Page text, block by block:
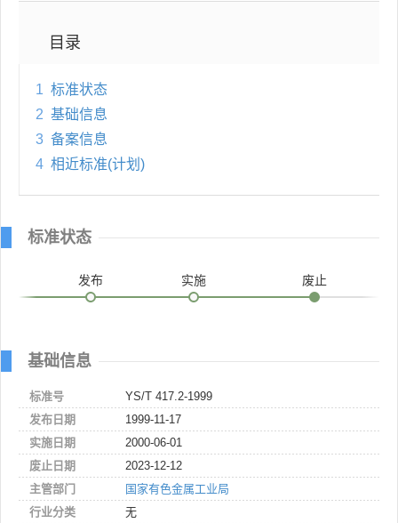
目录
1 标准状态
2 基础信息
3 备案信息
4 相近标准(计划)
标准状态
发布 实施 废止
基础信息
标准号
YS/T 417.2-1999
发布日期
1999-11-17
实施日期
2000-06-01
废止日期
2023-12-12
主管部门
国家有色金属工业局
行业分类
无